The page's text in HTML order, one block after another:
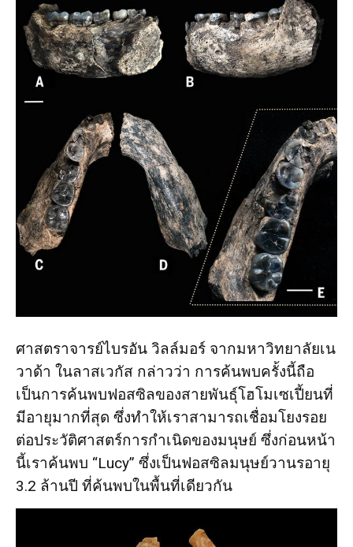
ศาสตราจารย์ไบรอัน วิลล์มอร์ จากมหาวิทยาลัยเน
วาด้า ในลาสเวกัส กล่าวว่า การค้นพบครั้งนี้ถือ
เป็นการค้นพบฟอสซิลของสายพันธุ์โฮโมเซเปี้ยนที่
มีอายุมากที่สุด ซึ่งทำให้เราสามารถเชื่อมโยงรอย
ต่อประวัติศาสตร์การกำเนิดของมนุษย์ ซึ่งก่อนหน้า
นี้เราค้นพบ “Lucy” ซึ่งเป็นฟอสซิลมนุษย์วานรอายุ
3.2 ล้านปี ที่ค้นพบในพื้นที่เดียวกัน